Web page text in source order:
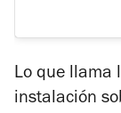
Lo que llama
instalación